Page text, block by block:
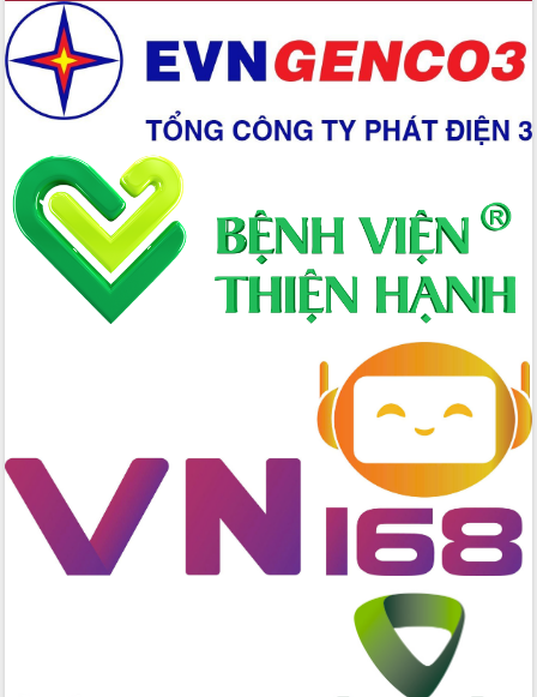
Phó Chủ tịch UBND tỉnh Đắk Lắk
Trương Công Thái kiểm tra thực địa
Dự án cao tốc Khánh Hòa - Buôn Ma
Thuột
Định vị cà phê Việt Nam như một “di
sản sống” trong dòng chảy toàn cầu
Xây dựng nông thôn mới: Nâng cao đời
sống người dân từ những mô hình thiết
thực
Quyết liệt tháo gỡ vướng mắc, đẩy
nhanh tiến độ các dự án trọng điểm
trong Khu kinh tế Nam Phú Yên
Hòn Yến phát triển du lịch gắn với bảo
Phát động chiến dịch 30 ngày đêm
giải phóng mặt bằng Tuyến đường bộ
ven biển
Đắk Lắk nỗ lực thúc đẩy tăng trưởng
kinh tế từ 10% trở lên trong Quý